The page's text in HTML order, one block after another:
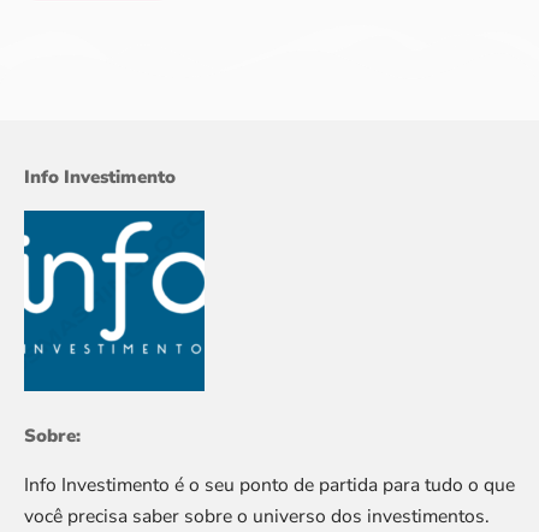
Info Investimento
Sobre:
Info Investimento é o seu ponto de partida para tudo o que
você precisa saber sobre o universo dos investimentos.